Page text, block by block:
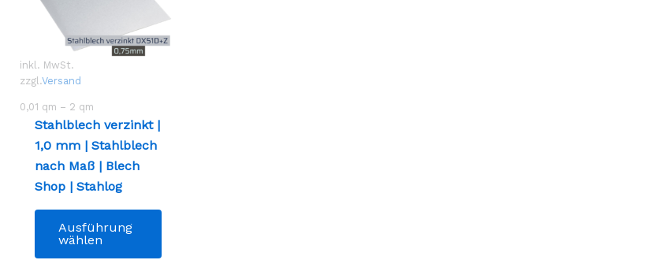
inkl. MwSt.
zzgl.Versand
0,01 qm – 2 qm
Stahlblech verzinkt |
1,0 mm | Stahlblech
nach Maß | Blech
Shop | Stahlog
Ausführung
wählen
Dieses
weist